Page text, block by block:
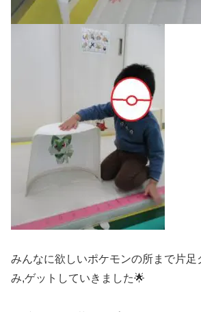
みんなに欲しいポケモンの所まで片足
み,ゲットしていきました🌟